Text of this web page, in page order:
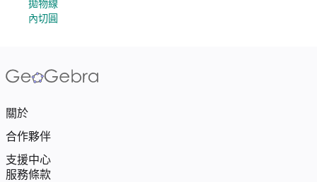
拋物線
內切圓
關於
合作夥伴
支援中心
服務條款